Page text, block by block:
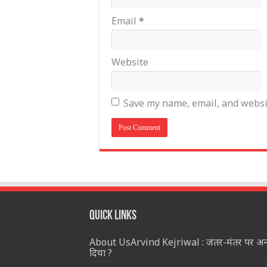
Email *
Website
Save my name, email, and
Quick Links
About UsArvind Kejriwal : जंतर-मंतर पर
दिया ?